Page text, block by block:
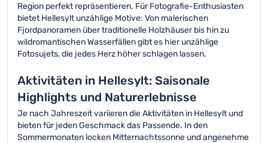
Region perfekt repräsentieren. Für Fotografie-Enthusiasten
bietet Hellesylt unzählige Motive: Von malerischen
Fjordpanoramen über traditionelle Holzhäuser bis hin zu
wildromantischen Wasserfällen gibt es hier unzählige
Fotosujets, die jedes Herz höher schlagen lassen.
Aktivitäten in Hellesylt: Saisonale
Highlights und Naturerlebnisse
Je nach Jahreszeit variieren die Aktivitäten in Hellesylt und
bieten für jeden Geschmack das Passende. In den
Sommermonaten locken Mitternachtssonne und angenehme